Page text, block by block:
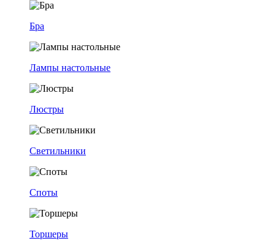
Бра
Лампы настольные
Люстры
Светильники
Споты
Торшеры